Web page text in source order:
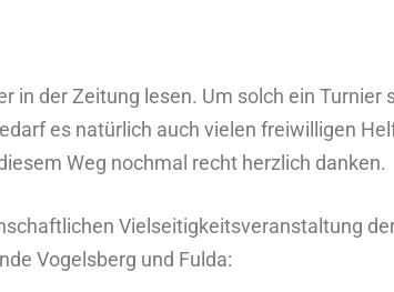
in der Zeitung lesen. Um solch ein Turnier
es natürlich auch vielen freiwilligen
Weg nochmal recht herzlich danken.
Vielseitigkeitsveranstaltung
Vogelsberg und Fulda: